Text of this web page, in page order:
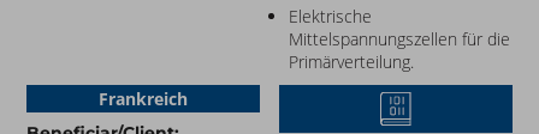
Elektrische
Mittelspannungszellen für die
Primärverteilung.
Frankreich